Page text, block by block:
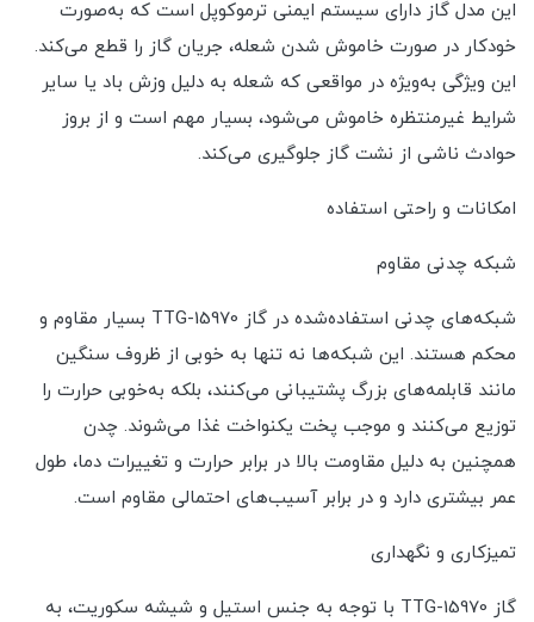
این مدل گاز دارای سیستم ایمنی ترموکوپل است که به‌صورت
خودکار در صورت خاموش شدن شعله، جریان گاز را قطع می‌کند.
این ویژگی به‌ویژه در مواقعی که شعله به دلیل وزش باد یا سایر
شرایط غیرمنتظره خاموش می‌شود، بسیار مهم است و از بروز
حوادث ناشی از نشت گاز جلوگیری می‌کند.
امکانات و راحتی استفاده
شبکه چدنی مقاوم
شبکه‌های چدنی استفاده‌شده در گاز TTG-15970 بسیار مقاوم و
محکم هستند. این شبکه‌ها نه تنها به خوبی از ظروف سنگین
مانند قابلمه‌های بزرگ پشتیبانی می‌کنند، بلکه به‌خوبی حرارت را
توزیع می‌کنند و موجب پخت یکنواخت غذا می‌شوند. چدن
همچنین به دلیل مقاومت بالا در برابر حرارت و تغییرات دما، طول
عمر بیشتری دارد و در برابر آسیب‌های احتمالی مقاوم است.
تمیزکاری و نگهداری
گاز TTG-15970 با توجه به جنس استیل و شیشه سکوریت، به